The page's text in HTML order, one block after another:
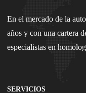
En el mercado de la
años y con una cartera
especialistas en
SERVICIOS